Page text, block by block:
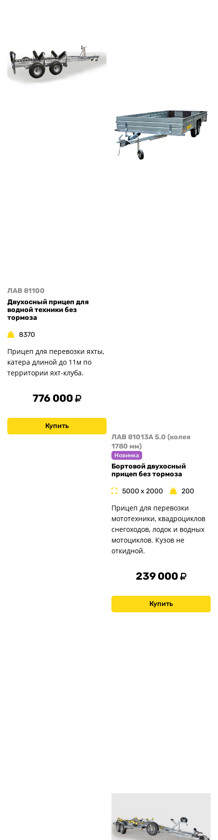
ЛАВ 81100
Двухосный прицеп для
водной техники без
тормоза
8370
Прицеп для перевозки яхты,
катера длиной до 11м по
территории яхт-клуба.
776 000
Купить
ЛАВ 81013A 5.0 (колея
1780 мм)
Новинка
Бортовой двухосный
прицеп без тормоза
5000 x 2000 200
Прицеп для перевозки
мототехники, квадроциклов
снегоходов, лодок и водных
мотоциклов. Кузов не
откидной.
239 000
Купить